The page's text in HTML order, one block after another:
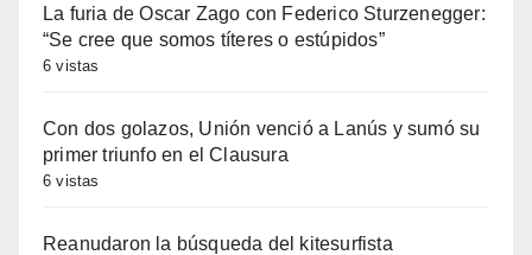
La furia de Oscar Zago con Federico Sturzenegger:
“Se cree que somos títeres o estúpidos”
6 vistas
Con dos golazos, Unión venció a Lanús y sumó su
primer triunfo en el Clausura
6 vistas
Reanudaron la búsqueda del kitesurfista